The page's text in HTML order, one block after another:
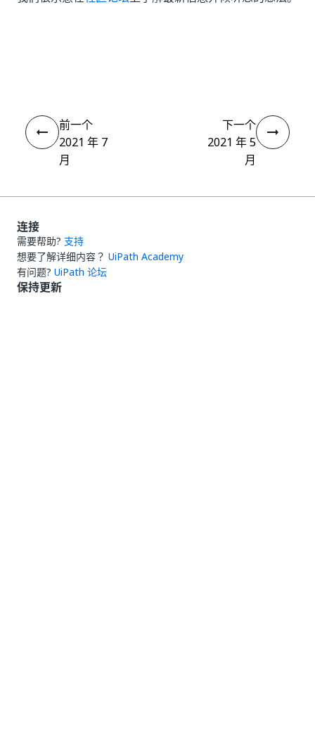
前一个
2021 年 7
月
下一个
2021 年 5
月
连接
需要帮助? 支持
想要了解详细内容？ UiPath Academy
有问题? UiPath 论坛
保持更新